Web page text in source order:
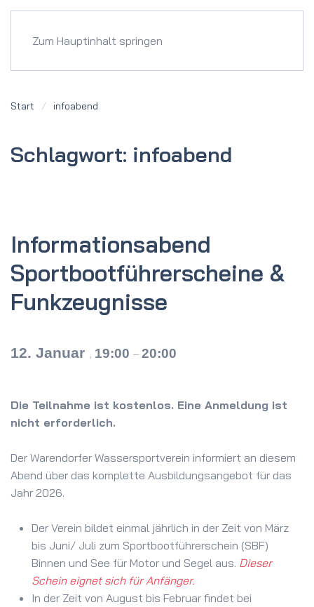
Zum Hauptinhalt springen
Start infoabend
Schlagwort: infoabend
Informations­abend
Sportboot­führerscheine &
Funkzeugnisse
12. Januar , 19:00 – 20:00
Die Teilnahme ist kostenlos. Eine Anmeldung ist
nicht erforderlich.
Der Warendorfer Wassersportverein informiert an diesem
Abend über das komplette Ausbildungsangebot für das
Jahr 2026.
Der Verein bildet einmal jährlich in der Zeit von März
bis Juni/ Juli zum Sportbootführerschein (SBF)
Binnen und See für Motor und Segel aus. Dieser
Schein eignet sich für Anfänger.
In der Zeit von August bis Februar findet bei